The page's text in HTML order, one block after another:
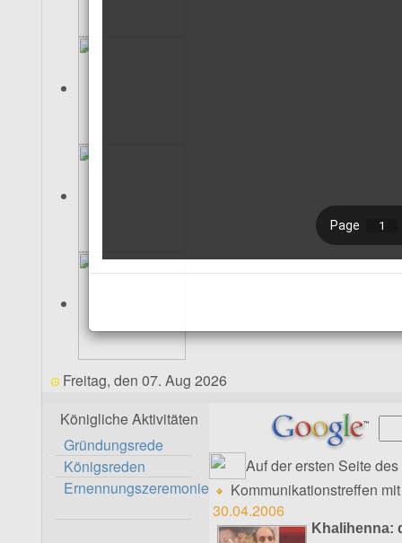
Freitag, den 07. Aug 2026
Königliche Aktivitäten
Gründungsrede
Königsreden
Ernennungszeremonie
Auf der ersten Seite
Kommunikationstreffen
30.04.2006
Khalihenna: